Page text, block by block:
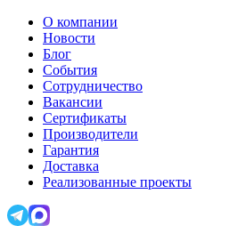
О компании
Новости
Блог
События
Сотрудничество
Вакансии
Сертификаты
Производители
Гарантия
Доставка
Реализованные проекты